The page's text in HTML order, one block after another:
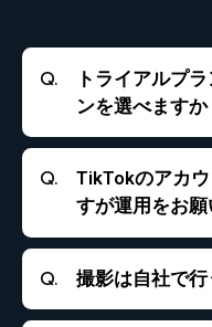
トライアルプ
ンを選べますか
はい、可能です。
だけた場合は、そ
ンをお選びいただ
TikTokのアカ
すが運用をお願
はい、もちろんで
代行可能ですので
契約者様につきま
撮影は自社で